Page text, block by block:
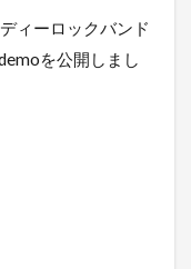
ィーロックバンド
を公開しまし